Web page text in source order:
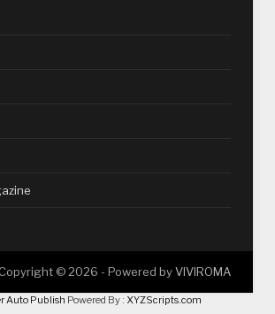
© 2026 - Powered byVIVIROMA
Auto Publish Powered By : XYZScripts.com